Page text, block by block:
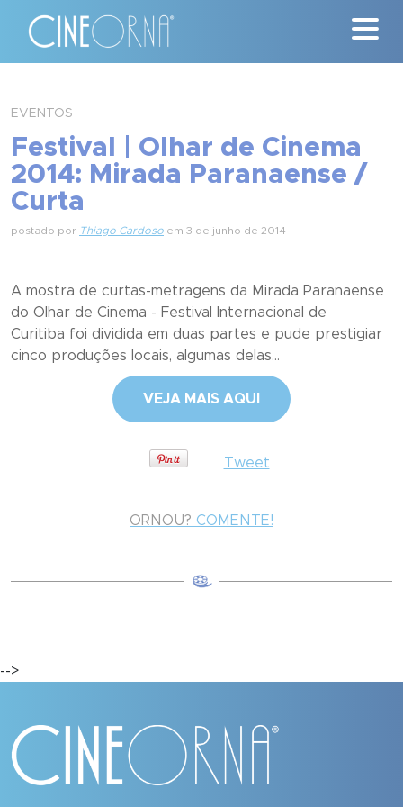
News
#ClássicosCineOrna
Quem Somos
Contato
EVENTOS
Festival | Olhar de Cinema
2014: Mirada Paranaense /
Curta
postado por Thiago Cardoso em 3 de junho de 2014
A mostra de curtas-metragens da Mirada Paranaense
do Olhar de Cinema - Festival Internacional de
Curitiba foi dividida em duas partes e pude prestigiar
cinco produções locais, algumas delas...
VEJA MAIS AQUI
Tweet
ORNOU? COMENTE!
-->